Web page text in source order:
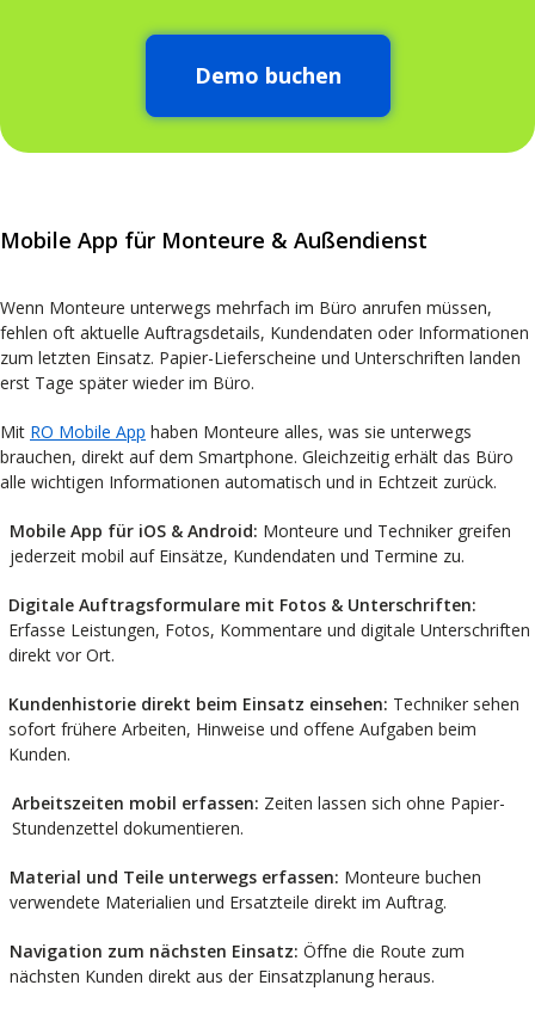
Demo buchen
Mobile App für Monteure & Außendienst
Wenn Monteure unterwegs mehrfach im Büro anrufen müssen,
fehlen oft aktuelle Auftragsdetails, Kundendaten oder Informationen
zum letzten Einsatz. Papier-Lieferscheine und Unterschriften landen
erst Tage später wieder im Büro.
Mit RO Mobile App haben Monteure alles, was sie unterwegs
brauchen, direkt auf dem Smartphone. Gleichzeitig erhält das Büro
alle wichtigen Informationen automatisch und in Echtzeit zurück.
Mobile App für iOS & Android: Monteure und Techniker greifen
jederzeit mobil auf Einsätze, Kundendaten und Termine zu.
Digitale Auftragsformulare mit Fotos & Unterschriften:
Erfasse Leistungen, Fotos, Kommentare und digitale Unterschriften
direkt vor Ort.
Kundenhistorie direkt beim Einsatz einsehen: Techniker sehen
sofort frühere Arbeiten, Hinweise und offene Aufgaben beim
Kunden.
Arbeitszeiten mobil erfassen: Zeiten lassen sich ohne Papier-
Stundenzettel dokumentieren.
Material und Teile unterwegs erfassen: Monteure buchen
verwendete Materialien und Ersatzteile direkt im Auftrag.
Navigation zum nächsten Einsatz: Öffne die Route zum
nächsten Kunden direkt aus der Einsatzplanung heraus.